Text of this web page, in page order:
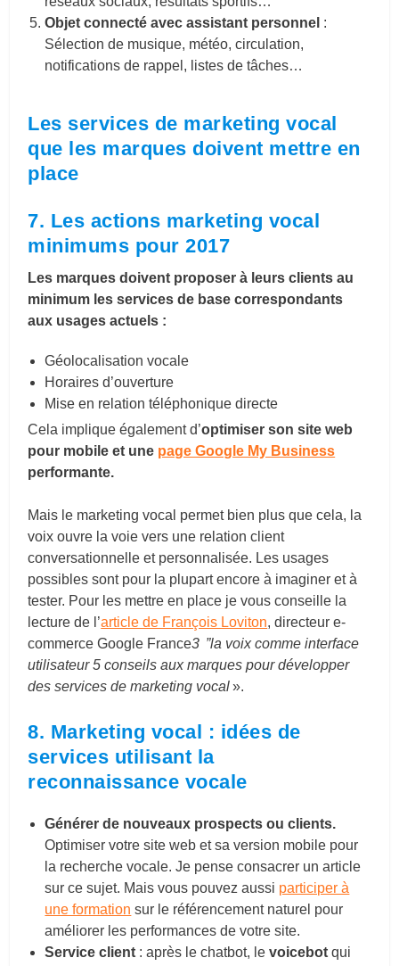
Objet connecté avec assistant personnel :
Sélection de musique, météo, circulation,
notifications de rappel, listes de tâches…
Les services de marketing vocal
que les marques doivent mettre en
place
7. Les actions marketing vocal
minimums pour 2017
Les marques doivent proposer à leurs clients au
minimum les services de base correspondants
aux usages actuels :
Géolocalisation vocale
Horaires d’ouverture
Mise en relation téléphonique directe
Cela implique également d’optimiser son site web
pour mobile et une page Google My Business
performante.
Mais le marketing vocal permet bien plus que cela, la
voix ouvre la voie vers une relation client
conversationnelle et personnalisée. Les usages
possibles sont pour la plupart encore à imaginer et à
tester. Pour les mettre en place je vous conseille la
lecture de l’article de François Loviton, directeur e-
commerce Google France3 ”la voix comme interface
utilisateur 5 conseils aux marques pour développer
des services de marketing vocal».
8. Marketing vocal : idées de
services utilisant la
reconnaissance vocale
Générer de nouveaux prospects ou clients.
Optimiser votre site web et sa version mobile pour
la recherche vocale. Je pense consacrer un article
sur ce sujet. Mais vous pouvez aussi participer à
une formation sur le référencement naturel pour
améliorer les performances de votre site.
Service client : après le chatbot, levoicebot qui